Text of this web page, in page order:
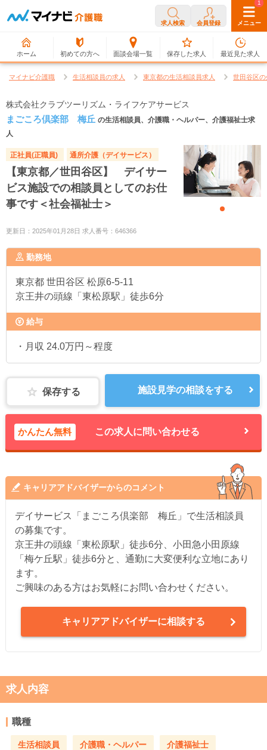
求人検索 会員登録 メニュー
ホーム 初めての方へ 面談会場一覧
0
保存した求人
1
最近見た求人
マイナビ介護職 生活相談員の求人 東京都の生活相談員求人 世田谷区
株式会社クラブツーリズム・ライフケアサービス
まごころ倶楽部 梅丘 の生活相談員、介護職・ヘルパー、介護福祉士求
人
正社員(正職員) 通所介護（デイサービス）
【東京都／世田谷区】 デイサー
ビス施設での相談員としてのお仕
事です＜社会福祉士＞
更新日：2025年01月28日 求人番号：646366
勤務地
東京都 世田谷区 松原6-5-11
京王井の頭線「東松原駅」徒歩6分
給与
・月収 24.0万円～程度
保存する 施設見学の相談をする
かんたん無料 この求人に問い合わせる
キャリアアドバイザーからのコメント
デイサービス「まごころ倶楽部 梅丘」で生活相談員
の募集です。
京王井の頭線「東松原駅」徒歩6分、小田急小田原線
「梅ケ丘駅」徒歩6分と、通勤に大変便利な立地にあり
ます。
ご興味のある方はお気軽にお問い合わせください。
キャリアアドバイザーに相談する
求人内容
職種
生活相談員 介護職・ヘルパー 介護福祉士